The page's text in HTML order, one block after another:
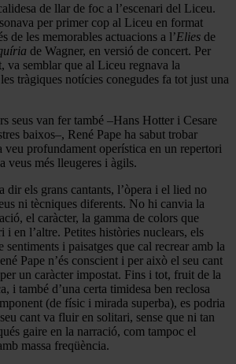
de llar de foc a l’escenari del Liceu.
per primer cop al Liceu en format
de les memorables actuacions a l’Elies de
de Wagner, en versió de concert. Per
va semblar que al Liceu regnava la
tràgiques notícies conegudes fa tot just una
seus van fer també –Hans Hotter i Cesare
baixos–, René Pape ha sabut trobar
veu profundament operística en un repertori
veus més lleugeres i àgils.
dir els grans cantants, l’òpera i el lied no
ni tècniques diferents. No hi canvia la
el caràcter, la gamma de colors que
i en l’altre. Petites històries nuclears, els
sentiments i paisatges que cal recrear amb la
Pape n’és conscient i per això el seu cant
un caràcter impostat. Fins i tot, fruit de la
i també d’una certa timidesa ben reclosa
(de físic i mirada superba), es podria
cant va fluir en solitari, sense que ni tan
gaire en la narració, com tampoc el
massa freqüència.